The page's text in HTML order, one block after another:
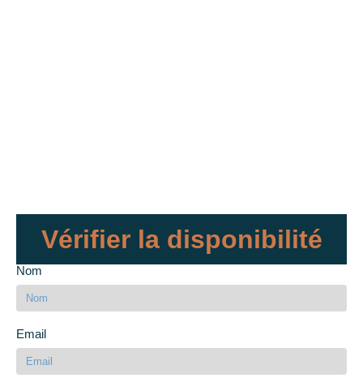
Vérifier la disponibilité
Nom
Email